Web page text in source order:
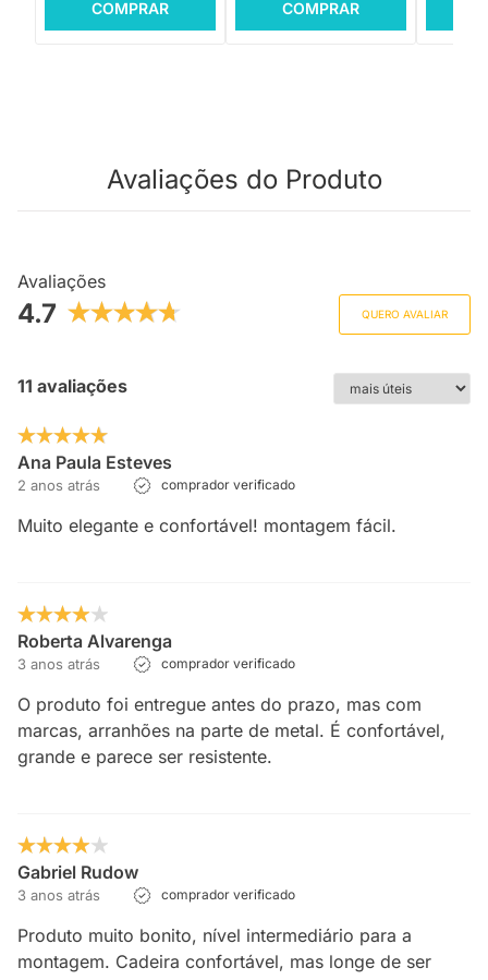
COMPRAR COMPRAR
Avaliações do Produto
Avaliações
4.7 QUERO AVALIAR
11 avaliações
Ana Paula Esteves
2 anos atrás comprador verificado
Muito elegante e confortável! montagem fácil.
Roberta Alvarenga
3 anos atrás comprador verificado
O produto foi entregue antes do prazo, mas com
marcas, arranhões na parte de metal. É confortável,
grande e parece ser resistente.
Gabriel Rudow
3 anos atrás comprador verificado
Produto muito bonito, nível intermediário para a
montagem. Cadeira confortável, mas longe de ser